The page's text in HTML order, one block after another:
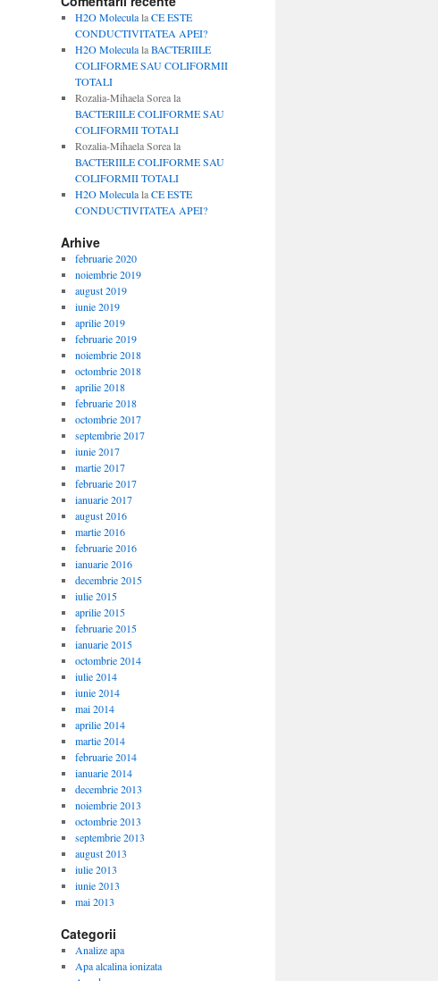
H2O MoleculalaCE ESTE
CONDUCTIVITATEA APEI?
H2O MoleculalaBACTERIILE
COLIFORME SAU COLIFORMII
TOTALI
Rozalia-Mihaela Soreala
BACTERIILE COLIFORME SAU
COLIFORMII TOTALI
Rozalia-Mihaela Soreala
BACTERIILE COLIFORME SAU
COLIFORMII TOTALI
H2O MoleculalaCE ESTE
CONDUCTIVITATEA APEI?
Arhive
februarie 2020
noiembrie 2019
august 2019
iunie 2019
aprilie 2019
februarie 2019
noiembrie 2018
octombrie 2018
aprilie 2018
februarie 2018
octombrie 2017
septembrie 2017
iunie 2017
martie 2017
februarie 2017
ianuarie 2017
august 2016
martie 2016
februarie 2016
ianuarie 2016
decembrie 2015
iulie 2015
aprilie 2015
februarie 2015
ianuarie 2015
octombrie 2014
iulie 2014
iunie 2014
mai 2014
aprilie 2014
martie 2014
februarie 2014
ianuarie 2014
decembrie 2013
noiembrie 2013
octombrie 2013
septembrie 2013
august 2013
iulie 2013
iunie 2013
mai 2013
Categorii
Analize apa
Apa alcalina ionizata